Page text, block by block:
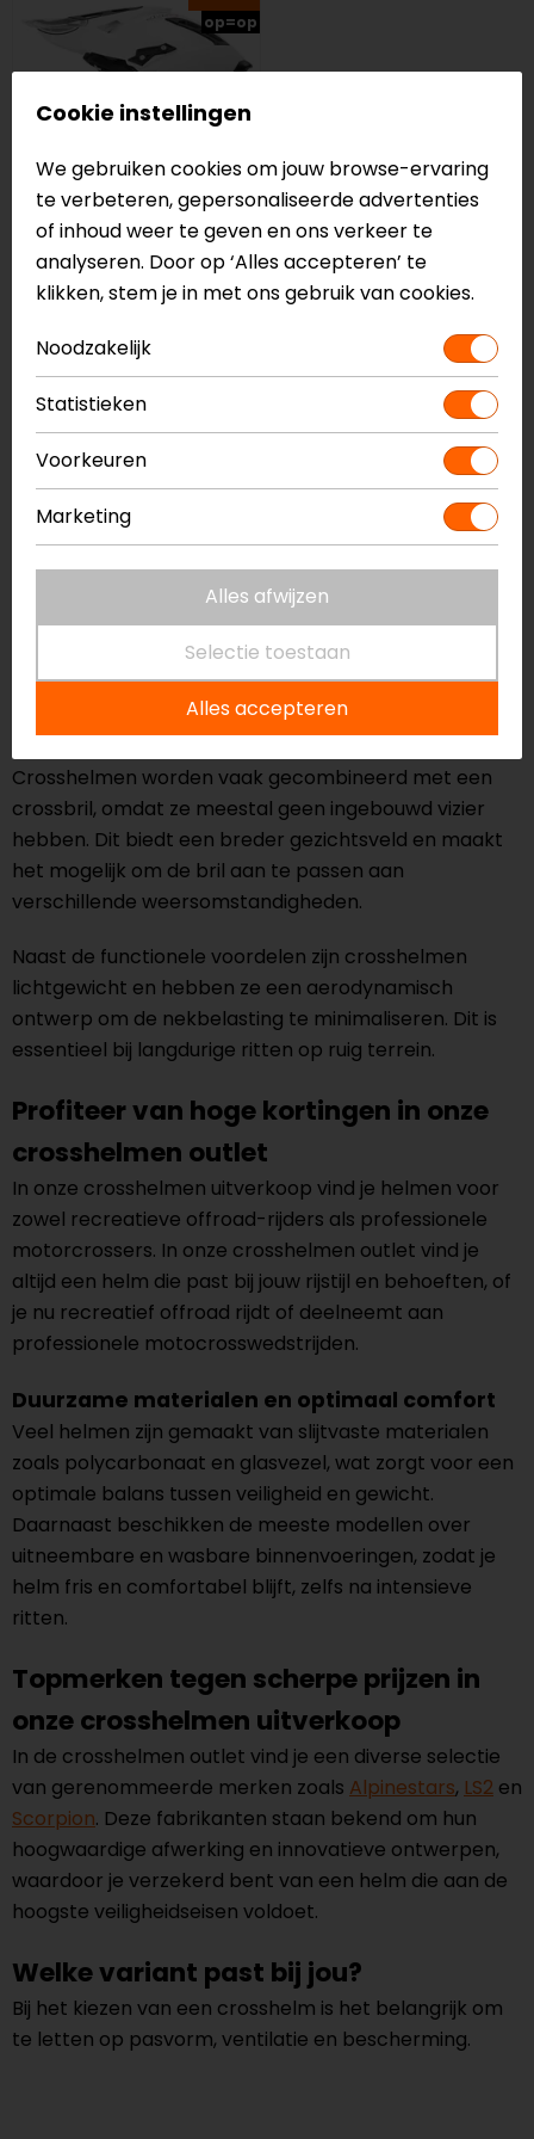
op=op
Just1
J12 Solid Crosshelm
Waarom kiezen voor crosshelmen in
onze outlet?
Een crosshelm is ontworpen om maximale
bescherming en ventilatie te bieden tijdens intensief
offroad rijden. In tegenstelling tot andere helmen
heeft een crosshelm een lang kinstuk en een
verlengde klep (peak). Dit ontwerp beschermt je
gezicht tegen stof, modder en steentjes, terwijl het
ook voldoende luchtcirculatie biedt om oververhitting
te voorkomen.
Crosshelmen worden vaak gecombineerd met een
crossbril, omdat ze meestal geen ingebouwd vizier
hebben. Dit biedt een breder gezichtsveld en maakt
het mogelijk om de bril aan te passen aan
verschillende weersomstandigheden.
Naast de functionele voordelen zijn crosshelmen
lichtgewicht en hebben ze een aerodynamisch
ontwerp om de nekbelasting te minimaliseren. Dit is
essentieel bij langdurige ritten op ruig terrein.
Profiteer van hoge kortingen in onze
crosshelmen outlet
In onze crosshelmen uitverkoop vind je helmen voor
zowel recreatieve offroad-rijders als professionele
motorcrossers. In onze crosshelmen outlet vind je
altijd een helm die past bij jouw rijstijl en behoeften, of
je nu recreatief offroad rijdt of deelneemt aan
professionele motocrosswedstrijden.
Duurzame materialen en optimaal comfort
Veel helmen zijn gemaakt van slijtvaste materialen
zoals polycarbonaat en glasvezel, wat zorgt voor een
optimale balans tussen veiligheid en gewicht.
Daarnaast beschikken de meeste modellen over
uitneembare en wasbare binnenvoeringen, zodat je
helm fris en comfortabel blijft, zelfs na intensieve
ritten.
Topmerken tegen scherpe prijzen in
onze crosshelmen uitverkoop
In de crosshelmen outlet vind je een diverse selectie
van gerenommeerde merken zoals Alpinestars, LS2 en
Scorpion. Deze fabrikanten staan bekend om hun
hoogwaardige afwerking en innovatieve ontwerpen,
waardoor je verzekerd bent van een helm die aan de
hoogste veiligheidseisen voldoet.
Welke variant past bij jou?
Bij het kiezen van een crosshelm is het belangrijk om
te letten op pasvorm, ventilatie en bescherming.
Cookie instellingen
We gebruiken cookies om jouw browse-ervaring
te verbeteren, gepersonaliseerde advertenties
of inhoud weer te geven en ons verkeer te
analyseren. Door op ‘Alles accepteren’ te
klikken, stem je in met ons gebruik van cookies.
Noodzakelijk
Statistieken
Voorkeuren
Marketing
Alles afwijzen
Selectie toestaan
Alles accepteren